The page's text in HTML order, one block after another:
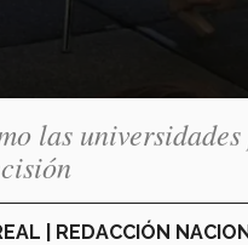
las
| REDACCIÓN